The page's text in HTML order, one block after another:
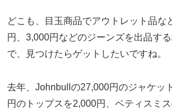
どこも、目玉商品でアウトレット品な
円、3,000円などのジーンズを出品す
で、見つけたらゲットしたいですね。
去年、Johnbullの27,000円のジャケッ
円のトップスを2,000円、ベティスミ